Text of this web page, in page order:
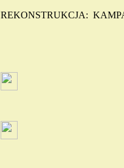
REKONSTRUKCJA: